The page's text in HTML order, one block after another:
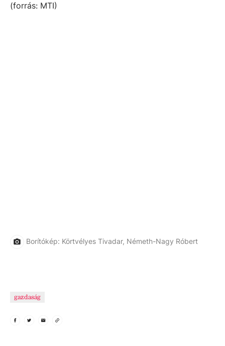
(forrás: MTI)
Borítókép: Körtvélyes Tivadar, Németh-Nagy Róbert
gazdaság